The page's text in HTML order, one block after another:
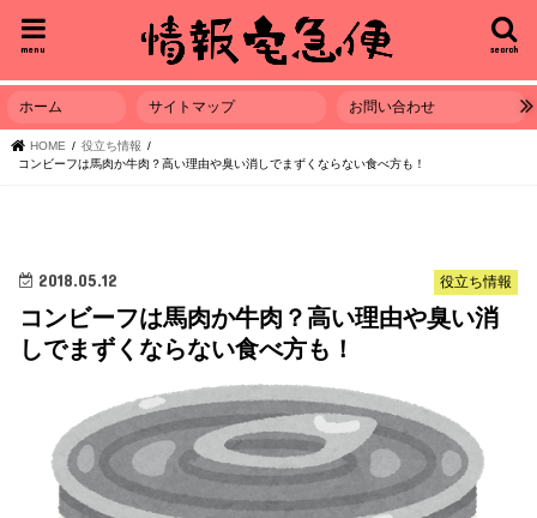
search
menu
ホーム サイトマップ お問い合わせ
HOME
役立ち情報
コンビーフは馬肉か牛肉？高い理由や臭い消しでまずくならない食べ方も！
役立ち情報
2018.05.12
コンビーフは馬肉か牛肉？高い理由や臭い消
しでまずくならない食べ方も！